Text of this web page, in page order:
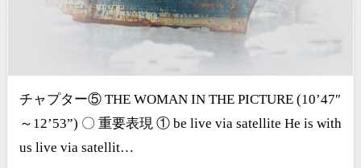
チャプター⑤ THE WOMAN IN THE PICTURE (10’47″
～12’53”) 〇 重要表現 ① be live via satellite He is with
us live via satellit…